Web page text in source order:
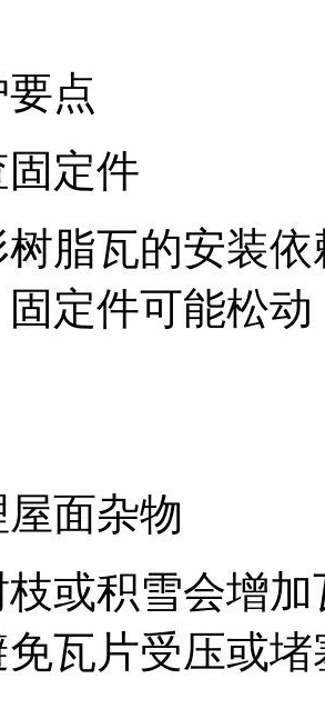
点
定件
脂瓦的安装
定件可能松
面杂物
或积雪会增
瓦片受压或